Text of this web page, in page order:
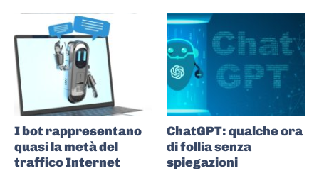
I bot rappresentano
quasi la metà del
traffico Internet
ChatGPT: qualche ora
di follia senza
spiegazioni